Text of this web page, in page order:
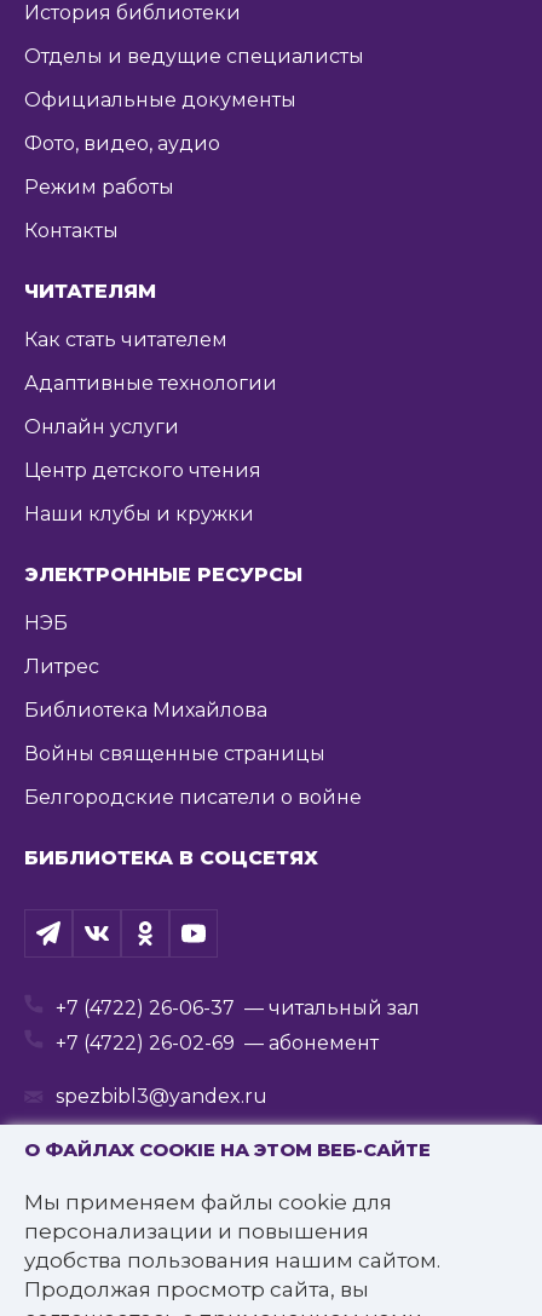
О ФАЙЛАХ COOKIE НА ЭТОМ ВЕБ-САЙТЕ
Мы применяем файлы cookie для
персонализации и повышения
удобства пользования нашим сайтом.
Продолжая просмотр сайта, вы
История библиотеки
Отделы и ведущие специалисты
Официальные документы
Фото, видео, аудио
Режим работы
Контакты
ЧИТАТЕЛЯМ
Как стать читателем
Адаптивные технологии
Онлайн услуги
Центр детского чтения
Наши клубы и кружки
ЭЛЕКТРОННЫЕ РЕСУРСЫ
НЭБ
Литрес
Библиотека Михайлова
Войны священные страницы
Белгородские писатели о войне
БИБЛИОТЕКА В СОЦСЕТЯХ
+7 (4722) 26-06-37 — читальный зал
+7 (4722) 26-02-69 — абонемент
spezbibl3@yandex.ru
© 2016—2022 Государственное бюджетное
учреждение культуры
«Белгородская государственная специальная
библиотека для слепых им. В.Я. Ерошенко».